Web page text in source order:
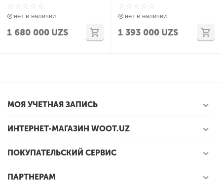
нет в наличии
1 680 000 UZS
нет в наличии
1 393 000 UZS
МОЯ УЧЕТНАЯ ЗАПИСЬ
ИНТЕРНЕТ-МАГАЗИН WOOT.UZ
ПОКУПАТЕЛЬСКИЙ СЕРВИС
ПАРТНЕРАМ